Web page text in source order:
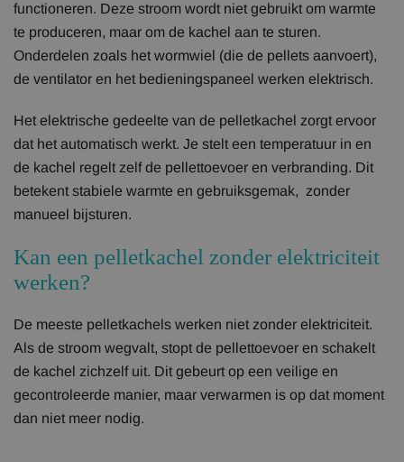
functioneren. Deze stroom wordt niet gebruikt om warmte
te produceren, maar om de kachel aan te sturen.
Onderdelen zoals het wormwiel (die de pellets aanvoert),
de ventilator en het bedieningspaneel werken elektrisch.
Het elektrische gedeelte van de pelletkachel zorgt ervoor
dat het automatisch werkt. Je stelt een temperatuur in en
de kachel regelt zelf de pellettoevoer en verbranding. Dit
betekent stabiele warmte en gebruiksgemak, zonder
manueel bijsturen.
Kan een pelletkachel zonder elektriciteit
werken?
De meeste pelletkachels werken niet zonder elektriciteit.
Als de stroom wegvalt, stopt de pellettoevoer en schakelt
de kachel zichzelf uit. Dit gebeurt op een veilige en
gecontroleerde manier, maar verwarmen is op dat moment
dan niet meer nodig.